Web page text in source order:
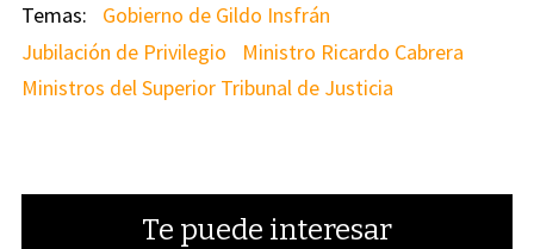
Gobierno de Gildo Insfrán
Jubilación de Privilegio
Ministro Ricardo Cabrera
Ministros del Superior Tribunal de Justicia
Te puede interesar